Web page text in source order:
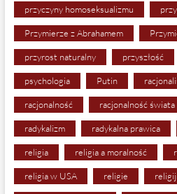
przyczyny homoseksualizmu
Przymierze z Abrahamem
przyrost naturalny przyszłość
psychologia Putin
racjonalność racjonalność świata
radykalizm radykalna prawica
religia religia a moralność
religia w USA religie